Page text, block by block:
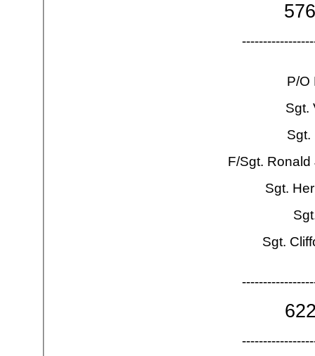
-----------------
P/O
Sgt.
Sgt.
F/Sgt.
Sgt.
Sgt.
-----------------
-----------------